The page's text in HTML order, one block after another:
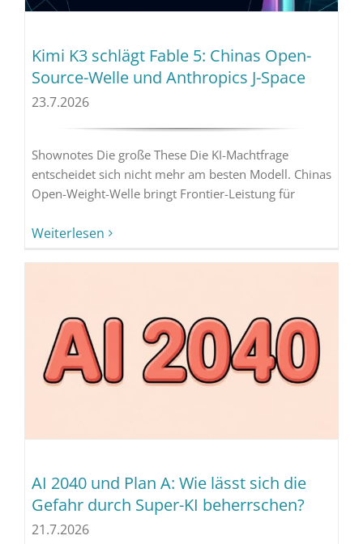
Kimi K3 schlägt Fable 5: Chinas Open-
Source-Welle und Anthropics J-Space
23.7.2026
Shownotes Die große These Die KI-Machtfrage
entscheidet sich nicht mehr am besten Modell. Chinas
Open-Weight-Welle bringt Frontier-Leistung für
Weiterlesen
AI 2040 und Plan A: Wie lässt sich die
Gefahr durch Super-KI beherrschen?
21.7.2026